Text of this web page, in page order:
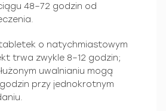
48–72 godzin od
o natychmiastowym
trwa zwykle 8–12 godzin;
uwalnianiu mogą
przy jednokrotnym